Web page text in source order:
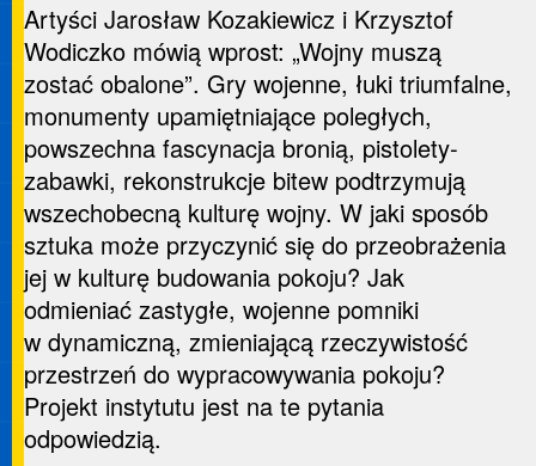
Artyści Jarosław Kozakiewicz i Krzysztof
Wodiczko mówią wprost: „Wojny muszą
zostać obalone”. Gry wojenne, łuki triumfalne,
monumenty upamiętniające poległych,
powszechna fascynacja bronią, pistolety-
zabawki, rekonstrukcje bitew podtrzymują
wszechobecną kulturę wojny. W jaki sposób
sztuka może przyczynić się do przeobrażenia
jej w kulturę budowania pokoju? Jak
odmieniać zastygłe, wojenne pomniki
w dynamiczną, zmieniającą rzeczywistość
przestrzeń do wypracowywania pokoju?
Projekt instytutu jest na te pytania
odpowiedzią.